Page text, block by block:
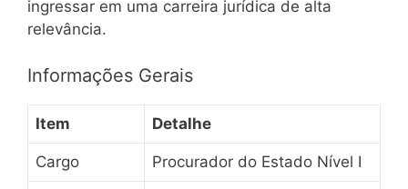
ingressar em uma carreira jurídica de alta
relevância.
Informações Gerais
Item Detalhe
Cargo Procurador do Estado Nível I